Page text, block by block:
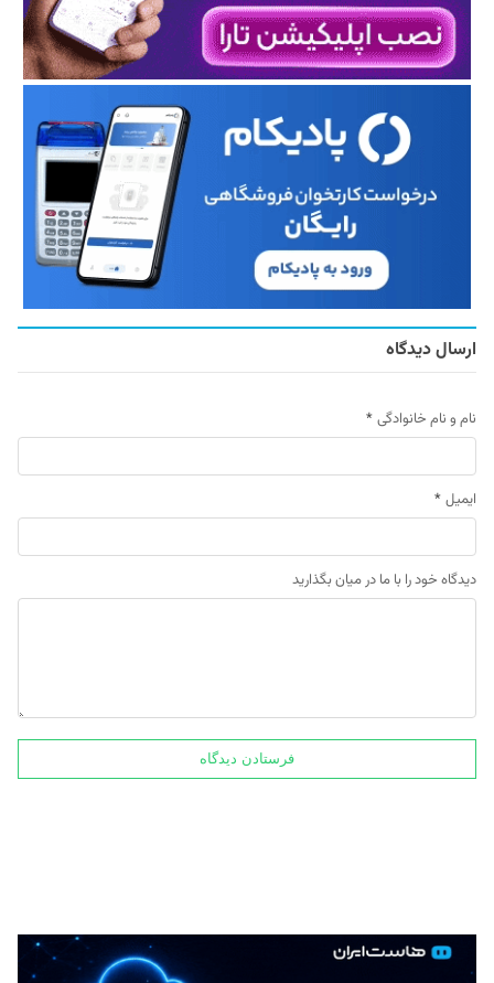
ارسال دیدگاه
نام و نام خانوادگی *
ایمیل *
دیدگاه خود را با ما در میان بگذارید